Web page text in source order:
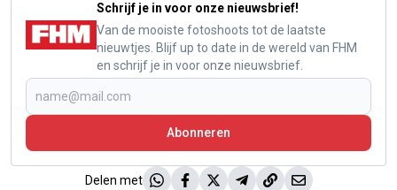
Schrijf je in voor onze nieuwsbrief!
Van de mooiste fotoshoots tot de laatste
nieuwtjes. Blijf up to date in de wereld van FHM
en schrijf je in voor onze nieuwsbrief.
Abonneren
Delen met